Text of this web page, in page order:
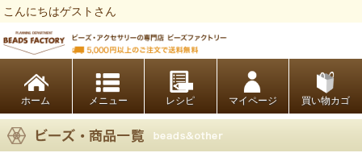
こんにちはゲストさん
ホーム レシピ マイページ 買い物カゴ